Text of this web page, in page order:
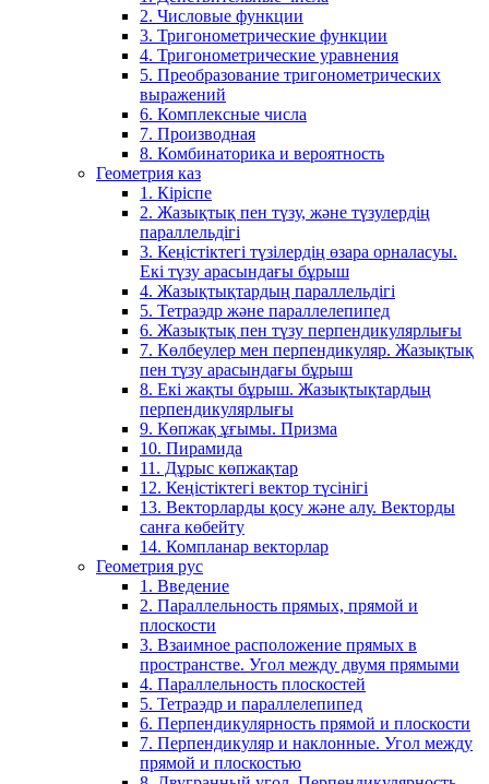
2. Числовые функции
3. Тригонометрические функции
4. Тригонометрические уравнения
5. Преобразование тригонометрических
выражений
6. Комплексные числа
7. Производная
8. Комбинаторика и вероятность
Геометрия каз
1. Кіріспе
2. Жазықтық пен түзу, және түзулердің
параллельдігі
3. Кеңістіктегі түзілердің өзара орналасуы.
Екі түзу арасындағы бұрыш
4. Жазықтықтардың параллельдігі
5. Тетраэдр және параллелепипед
6. Жазықтық пен түзу перпендикулярлығы
7. Көлбеулер мен перпендикуляр. Жазықтық
пен түзу арасындағы бұрыш
8. Екі жақты бұрыш. Жазықтықтардың
перпендикулярлығы
9. Көпжақ ұғымы. Призма
10. Пирамида
11. Дұрыс көпжақтар
12. Кеңістіктегі вектор түсінігі
13. Векторларды қосу және алу. Векторды
санға көбейту
14. Компланар векторлар
Геометрия рус
1. Введение
2. Параллельность прямых, прямой и
плоскости
3. Взаимное расположение прямых в
пространстве. Угол между двумя прямыми
4. Параллельность плоскостей
5. Тетраэдр и параллелепипед
6. Перпендикулярность прямой и плоскости
7. Перпендикуляр и наклонные. Угол между
прямой и плоскостью